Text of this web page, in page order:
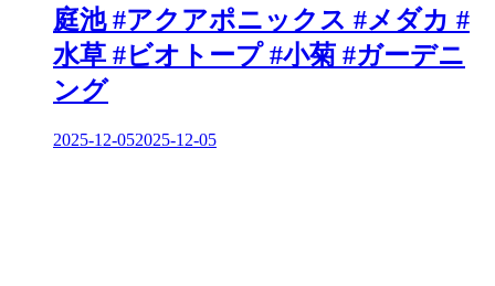
庭池 #アクアポニックス #メダカ #
水草 #ビオトープ #小菊 #ガーデニ
ング
2025-12-052025-12-05